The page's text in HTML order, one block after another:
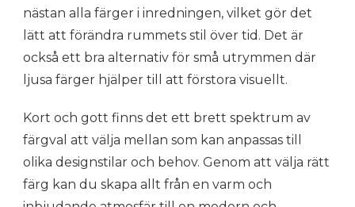
nästan alla färger i inredningen, vilket gör det
lätt att förändra rummets stil över tid. Det är
också ett bra alternativ för små utrymmen där
ljusa färger hjälper till att förstora visuellt.
Kort och gott finns det ett brett spektrum av
färgval att välja mellan som kan anpassas till
olika designstilar och behov. Genom att välja rätt
färg kan du skapa allt från en varm och